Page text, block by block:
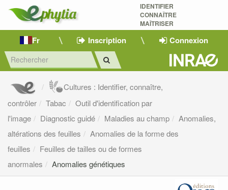
IDENTIFIER
CONNAÎTRE
MAÎTRISER
Fr Inscription Connexion
Cultures : Identifier, connaître,
contrôler
Tabac
Outil d'identification par
l'image
Diagnostic guidé Maladies au champ
Anomalies,
altérations des feuilles
Anomalies de la forme des
feuilles
Feuilles de tailles ou de formes
anormales
Anomalies génétiques